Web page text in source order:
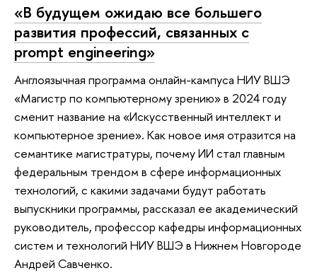
«В будущем ожидаю все большего
развития профессий, связанных с
prompt engineering»
Англоязычная программа онлайн-кампуса НИУ ВШЭ
«Магистр по компьютерному зрению» в 2024 году
сменит название на «Искусственный интеллект и
компьютерное зрение». Как новое имя отразится на
семантике магистратуры, почему ИИ стал главным
федеральным трендом в сфере информационных
технологий, с какими задачами будут работать
выпускники программы, рассказал ее академический
руководитель, профессор кафедры информационных
систем и технологий НИУ ВШЭ в Нижнем Новгороде
Андрей Савченко.